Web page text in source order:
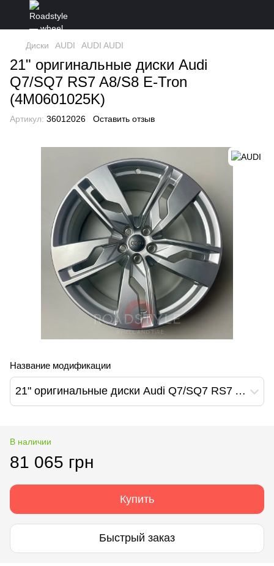
Диски AUDI AUDI AUDI
21" оригинальные диски Audi
Q7/SQ7 RS7 A8/S8 E-Tron
(4M0601025K)
Артикул: 36012026 Оставить отзыв
Название модификации
21" оригинальные диски Audi Q7/SQ7 RS7 A8/S8 E-Tron (4M0601025K)
В наличии
81 065 грн
Купить
Быстрый заказ